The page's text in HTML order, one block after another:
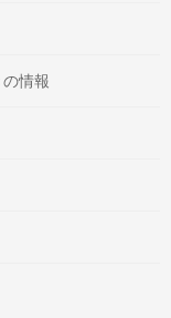
情報